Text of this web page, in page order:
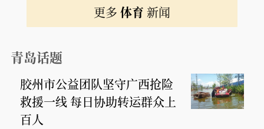
更多 体育 新闻
青岛话题
胶州市公益团队坚守广西抢险
救援一线 每日协助转运群众上
百人